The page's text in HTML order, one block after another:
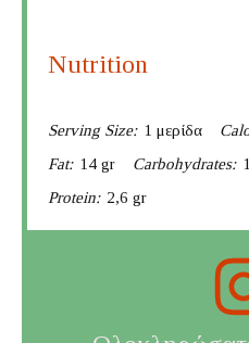
Nutrition
Serving Size: 1 μερίδα
Fat: 14 gr Carbohydrates:
Protein: 2,6 gr